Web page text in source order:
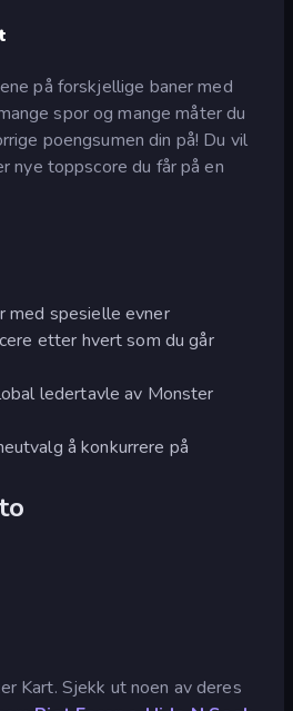
på forskjellige baner med
spor og mange måter du
poengsumen din på! Du vil
nye toppscore du får på en
med spesielle evner
etter hvert som du går
ledertavle av Monster
å konkurrere på
Kart. Sjekk ut noen av deres